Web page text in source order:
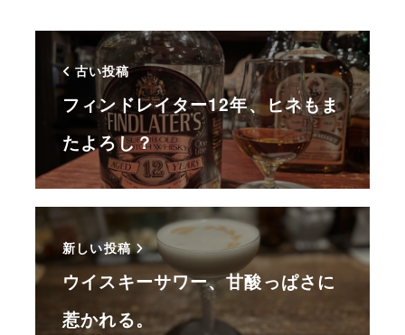
古い投稿
フィンドレイター12年、ヒネもま
たよろし？
新しい投稿
ウイスキーサワー、甘酸っぱさに
惹かれる。